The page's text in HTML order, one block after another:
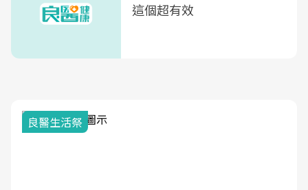
這個超有效
我與健康韌性的距離